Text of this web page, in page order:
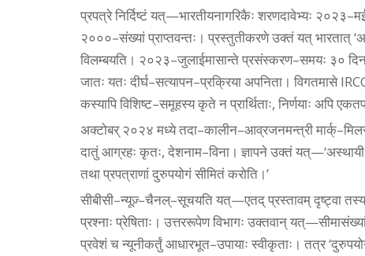
प्रपत्रे निर्दिष्टं यत्‌—भारतीयनागरिकैः शरणदावेभ्यः
२०००–संख्यां प्राप्तवन्तः। प्रस्तुतीकरणे उक्तं यत्‌ भारतात्‌
विलम्बयति। २०२३–जुलाईमासान्ते प्रसंस्करण–समयः ३०
जातः यतः दीर्घ–सत्यापन–प्रक्रिया अपनिता। विगतमासे
कस्यापि विशिष्ट–समूहस्य कृते न प्रार्थिताः, निर्णयाः अपि
अक्टोबर्‌ २०२४ मध्ये तदा–कालीन–आव्रजनमन्त्री
दातुं आग्रहः कृतः, देशनाम–विना। ज्ञापने उक्तं
तथा प्रपत्राणां दुरुपयोगं सीमितं करोति।’
सीबीसी–न्यूज़्‌–चैनल्‌–सूचयति यत्‌—एतद्‌ प्रस्तावम् दृष्ट्वा
प्रश्नाः प्रेषिताः। उत्तररूपेण विभागः उक्तवान्‌
प्रवेशं च न्यूनीकर्तुं आधारभूत–उपायाः स्वीकृताः। तत्र